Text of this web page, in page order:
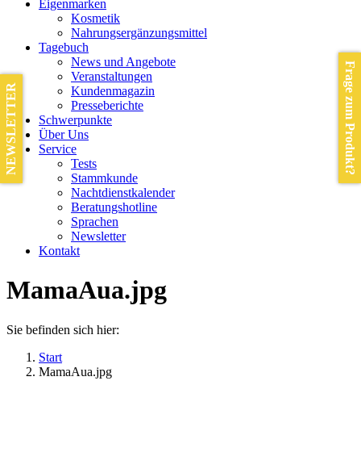
Eigenmarken
Kosmetik
Nahrungsergänzungsmittel
Tagebuch
News und Angebote
Veranstaltungen
Kundenmagazin
Presseberichte
Schwerpunkte
Über Uns
Service
Tests
Stammkunde
Nachtdienstkalender
Beratungshotline
Sprachen
Newsletter
Kontakt
MamaAua.jpg
Sie befinden sich hier:
Start
MamaAua.jpg
Frage zum Produkt?
NEWSLETTER